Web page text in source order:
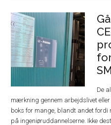
De
mærkning gennem arbejdslivet
boks for mange, blandt andet
på ingeniøruddannelserne. Ikke